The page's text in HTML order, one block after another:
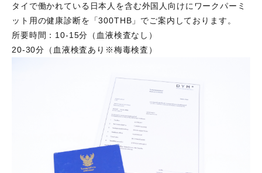
タイで働かれている日本人を含む外国人向けにワークパーミ
ット用の健康診断を「300THB」でご案内しております。
所要時間：10-15分（血液検査なし）
20-30分（血液検査あり※梅毒検査）